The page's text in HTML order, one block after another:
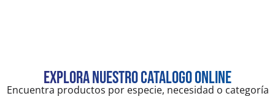
Explora nuestro catalogo online
Encuentra productos por especie, necesidad o categoría